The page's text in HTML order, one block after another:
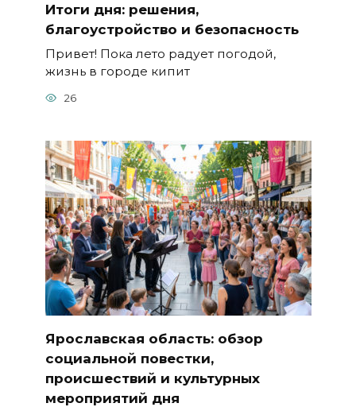
Итоги дня: решения,
благоустройство и безопасность
Привет! Пока лето радует погодой,
жизнь в городе кипит
26
Ярославская область: обзор
социальной повестки,
происшествий и культурных
мероприятий дня